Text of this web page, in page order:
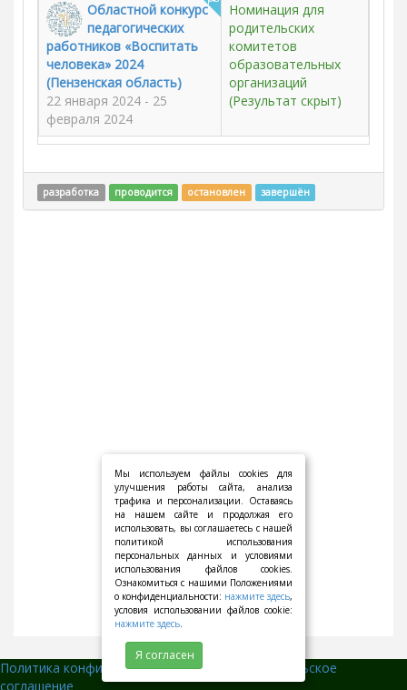
Областной конкурс
педагогических
работников «Воспитать
человека» 2024
(Пензенская область)
22 января 2024 - 25
февраля 2024
Номинация для
родительских
комитетов
образовательных
организаций
(Результат скрыт)
разработка проводится остановлен завершён
Политика конфиденциальности||
Пользовательское
соглашение
Мы используем файлы cookies для
улучшения работы сайта, анализа
трафика и персонализации. Оставаясь
на нашем сайте и продолжая его
использовать, вы соглашаетесь с нашей
политикой использования
персональных данных и условиями
использования файлов cookies.
Ознакомиться с нашими Положениями
о конфиденциальности: нажмите здесь,
условия использовании файлов cookie:
нажмите здесь.
Я согласен